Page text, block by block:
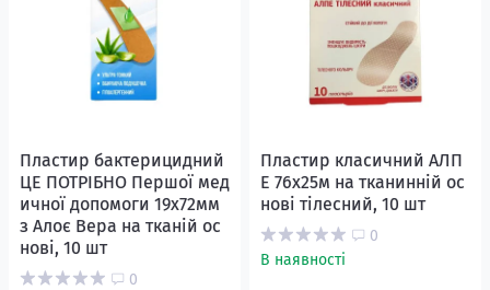
Пластир бактерицидний
ЦЕ ПОТРІБНО Першої мед
ичної допомоги 19х72мм
з Алоє Вера на тканій ос
нові, 10 шт
0
Пластир класичний АЛП
Е 76х25м на тканинній ос
нові тілесний, 10 шт
0
В наявності